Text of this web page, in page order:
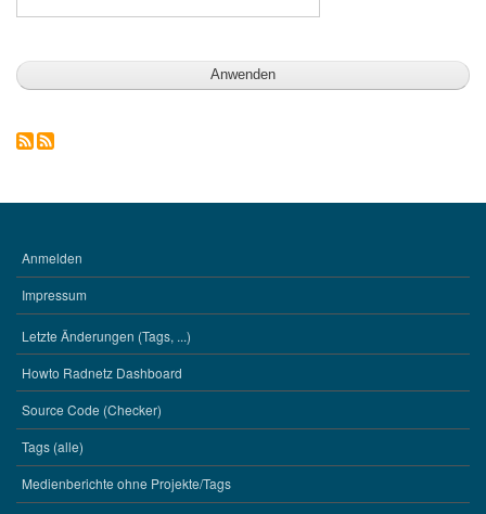
BENUTZERMENÜ
Anmelden
Impressum
WERKZEUGE
Letzte Änderungen (Tags, ...)
Howto Radnetz Dashboard
Source Code (Checker)
Tags (alle)
Medienberichte ohne Projekte/Tags